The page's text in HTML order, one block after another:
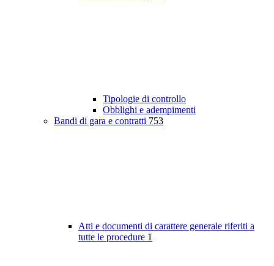
Tipologie di controllo
Obblighi e adempimenti
Bandi di gara e contratti 753
Atti e documenti di carattere generale riferiti a
tutte le procedure 1